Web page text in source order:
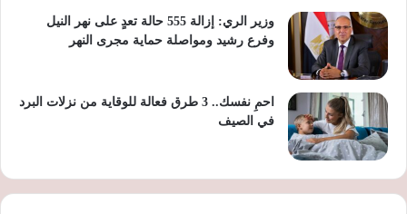
وزير الري: إزالة 555 حالة تعدٍ على نهر النيل
وفرع رشيد ومواصلة حماية مجرى النهر
احمِ نفسك.. 3 طرق فعالة للوقاية من نزلات البرد
في الصيف